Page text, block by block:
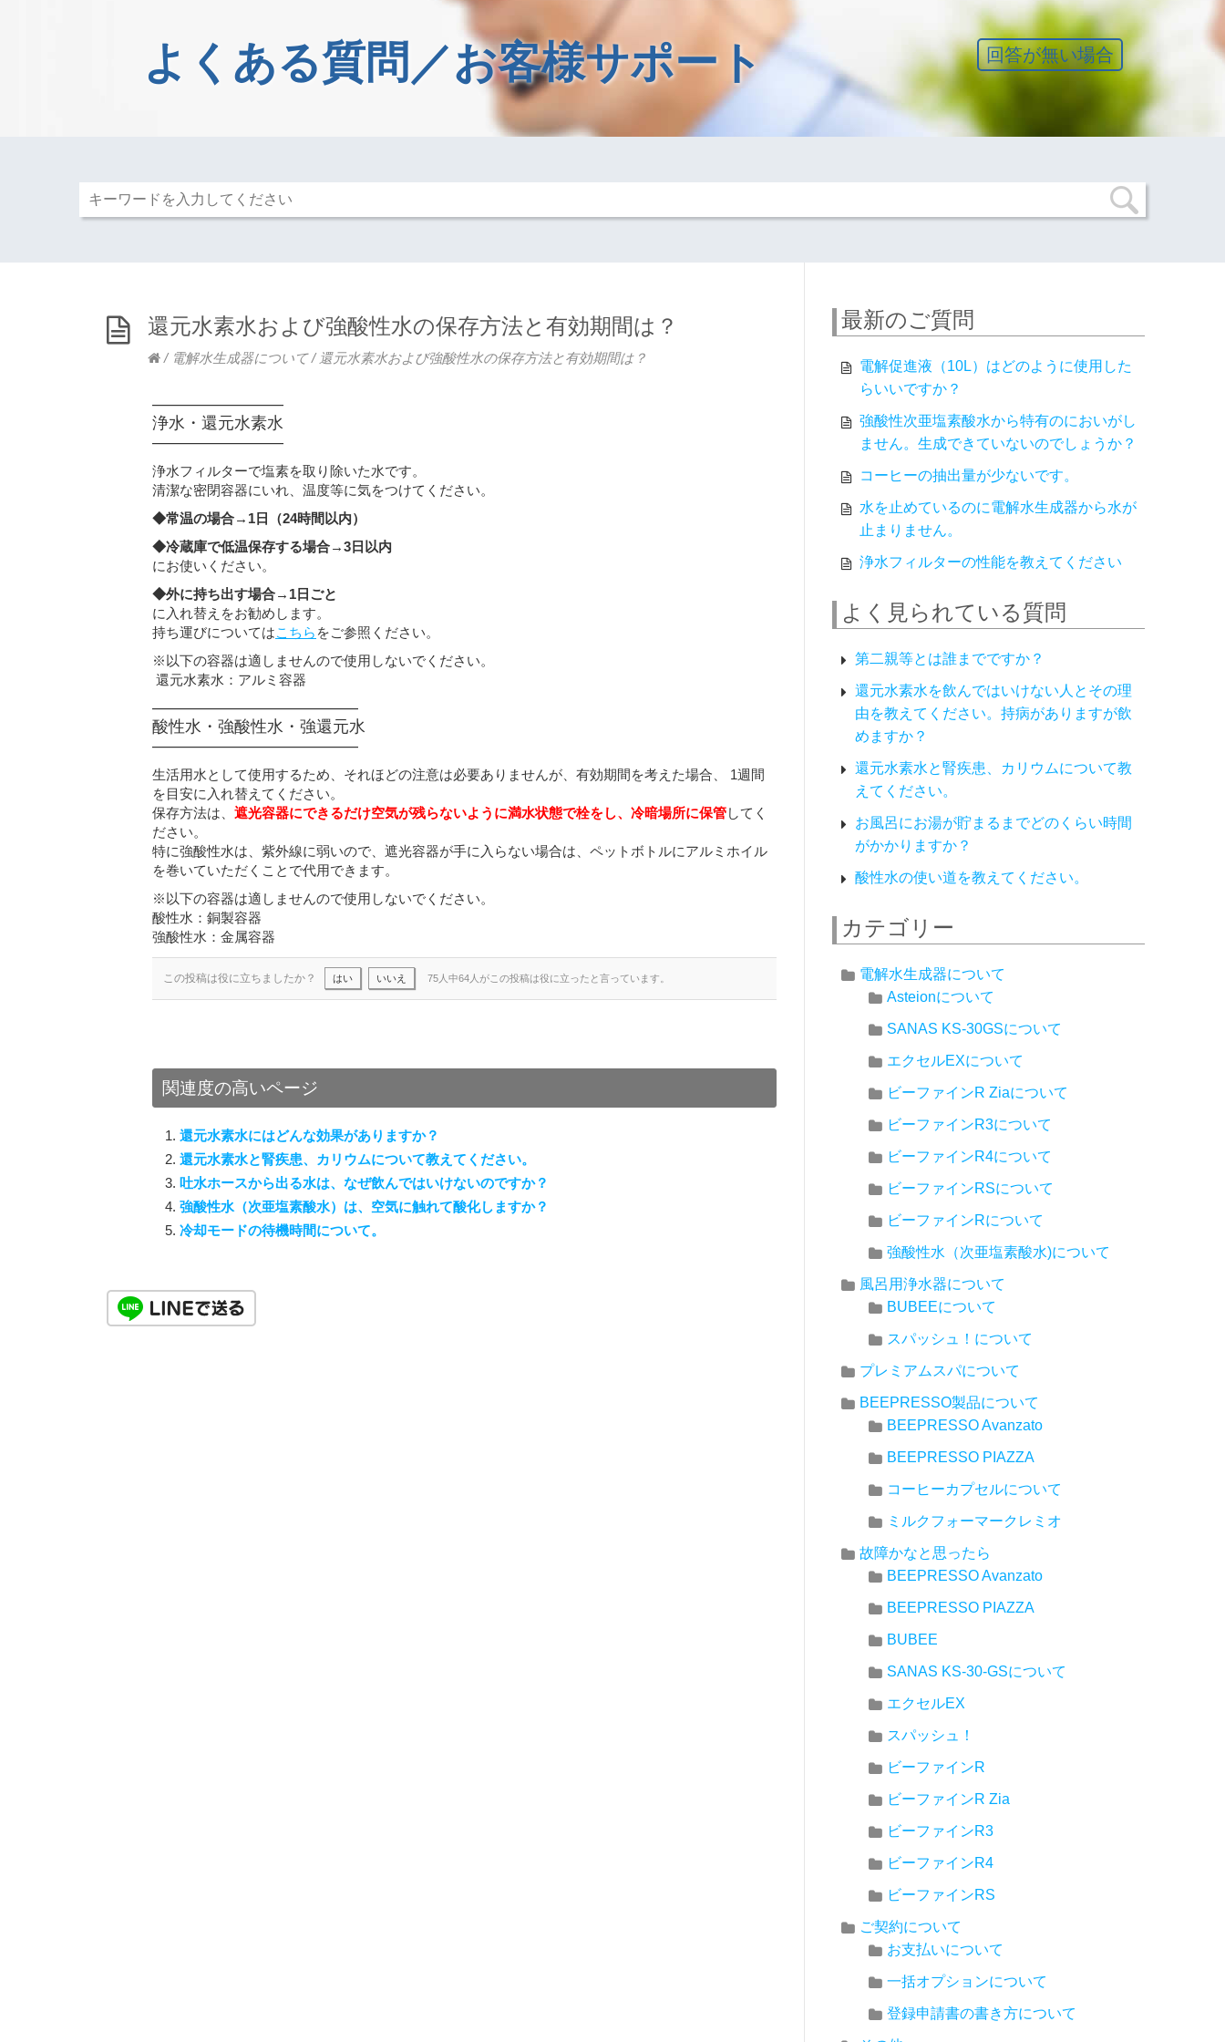
よくある質問／お客様サポート 回答が無い場合
還元水素水および強酸性水の保存方法と有効期間は？
/ 電解水生成器について / 還元水素水および強酸性水の保存方法と有効期間は？
————————
浄水・還元水素水
————————
浄水フィルターで塩素を取り除いた水です。
清潔な密閉容器にいれ、温度等に気をつけてください。
◆常温の場合→1日（24時間以内）
◆冷蔵庫で低温保存する場合→3日以内
にお使いください。
◆外に持ち出す場合→1日ごと
に入れ替えをお勧めします。
持ち運びについてはこちら をご参照ください。
※以下の容器は適しませんので使用しないでください。
還元水素水：アルミ容器
————————————–
酸性水・強酸性水・強還元水
————————————–
生活用水として使用するため、それほどの注意は必要ありませんが、有効期間を考えた場合、 1週間
を目安に入れ替えてください。
保存方法は、 遮光容器にできるだけ空気が残らないように満水状態で栓をし、冷暗場所に保管してく
ださい。
特に強酸性水は、紫外線に弱いので、遮光容器が手に入らない場合は、ペットボトルにアルミホイル
を巻いていただくことで代用できます。
※以下の容器は適しませんので使用しないでください。
酸性水：銅製容器
強酸性水：金属容器
この投稿は役に立ちましたか？ はい いいえ 75人中64人がこの投稿は役に立ったと言っています。
関連度の高いページ
還元水素水にはどんな効果がありますか？
還元水素水と腎疾患、カリウムについて教えてください。
吐水ホースから出る水は、なぜ飲んではいけないのですか？
強酸性水（次亜塩素酸水）は、空気に触れて酸化しますか？
冷却モードの待機時間について。
最新のご質問
電解促進液（10L）はどのように使用した
らいいですか？
強酸性次亜塩素酸水から特有のにおいがし
ません。生成できていないのでしょうか？
コーヒーの抽出量が少ないです。
水を止めているのに電解水生成器から水が
止まりません。
浄水フィルターの性能を教えてください
よく見られている質問
第二親等とは誰までですか？
還元水素水を飲んではいけない人とその理
由を教えてください。持病がありますが飲
めますか？
還元水素水と腎疾患、カリウムについて教
えてください。
お風呂にお湯が貯まるまでどのくらい時間
がかかりますか？
酸性水の使い道を教えてください。
カテゴリー
電解水生成器について
Asteionについて
SANAS KS-30GSについて
エクセルEXについて
ビーファインR Ziaについて
ビーファインR3について
ビーファインR4について
ビーファインRSについて
ビーファインRについて
強酸性水（次亜塩素酸水)について
風呂用浄水器について
BUBEEについて
スパッシュ！について
プレミアムスパについて
BEEPRESSO製品について
BEEPRESSO Avanzato
BEEPRESSO PIAZZA
コーヒーカプセルについて
ミルクフォーマークレミオ
故障かなと思ったら
BEEPRESSO Avanzato
BEEPRESSO PIAZZA
BUBEE
SANAS KS-30-GSについて
エクセルEX
スパッシュ！
ビーファインR
ビーファインR Zia
ビーファインR3
ビーファインR4
ビーファインRS
ご契約について
お支払いについて
一括オプションについて
登録申請書の書き方について